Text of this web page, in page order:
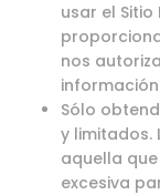
usar el Sitio
nos
Sólo
y limitados.
aquella
excesiva